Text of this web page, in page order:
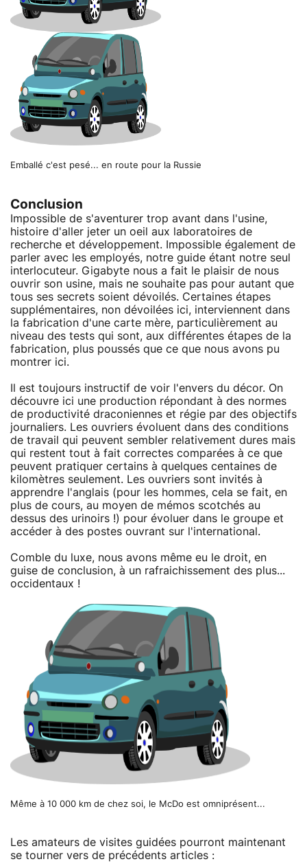
Emballé c'est pesé... en route pour la Russie
Conclusion
Impossible de s'aventurer trop avant dans l'usine,
histoire d'aller jeter un oeil aux laboratoires de
recherche et développement. Impossible également de
parler avec les employés, notre guide étant notre seul
interlocuteur. Gigabyte nous a fait le plaisir de nous
ouvrir son usine, mais ne souhaite pas pour autant que
tous ses secrets soient dévoilés. Certaines étapes
supplémentaires, non dévoilées ici, interviennent dans
la fabrication d'une carte mère, particulièrement au
niveau des tests qui sont, aux différentes étapes de la
fabrication, plus poussés que ce que nous avons pu
montrer ici.
Il est toujours instructif de voir l'envers du décor. On
découvre ici une production répondant à des normes
de productivité draconiennes et régie par des objectifs
journaliers. Les ouvriers évoluent dans des conditions
de travail qui peuvent sembler relativement dures mais
qui restent tout à fait correctes comparées à ce que
peuvent pratiquer certains à quelques centaines de
kilomètres seulement. Les ouvriers sont invités à
apprendre l'anglais (pour les hommes, cela se fait, en
plus de cours, au moyen de mémos scotchés au
dessus des urinoirs !) pour évoluer dans le groupe et
accéder à des postes ouvrant sur l'international.
Comble du luxe, nous avons même eu le droit, en
guise de conclusion, à un rafraichissement des plus...
occidentaux !
Même à 10 000 km de chez soi, le McDo est omniprésent...
Les amateurs de visites guidées pourront maintenant
se tourner vers de précédents articles :